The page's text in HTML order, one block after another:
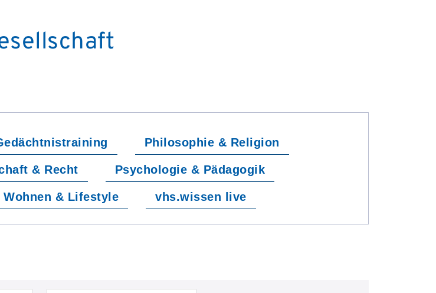
Philosophie & Religion
& Recht Psychologie & Pädagogik
Wohnen & Lifestyle vhs.wissen live